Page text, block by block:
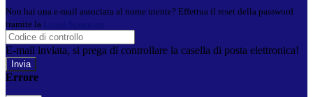
Non hai una e-mail associata al nome utente? Effettua il reset della password
tramite la
E-mail inviata, si prega di controllare la casella di posta elettronica!
Errore